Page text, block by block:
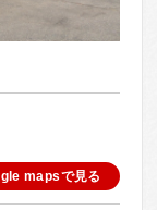
mapsで見る